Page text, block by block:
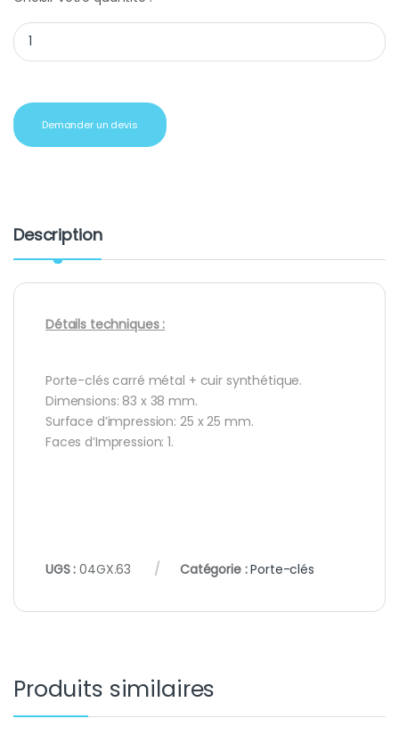
Porte Clé personnalisé pas cher métal et cuir synthétique
Demander un devis
Description
Détails techniques :
Porte-clés carré métal + cuir synthétique.
Dimensions: 83 x 38 mm.
Surface d’impression: 25 x 25 mm.
Faces d’Impression: 1.
UGS :04GX.63 Catégorie :Porte-clés
Produits similaires